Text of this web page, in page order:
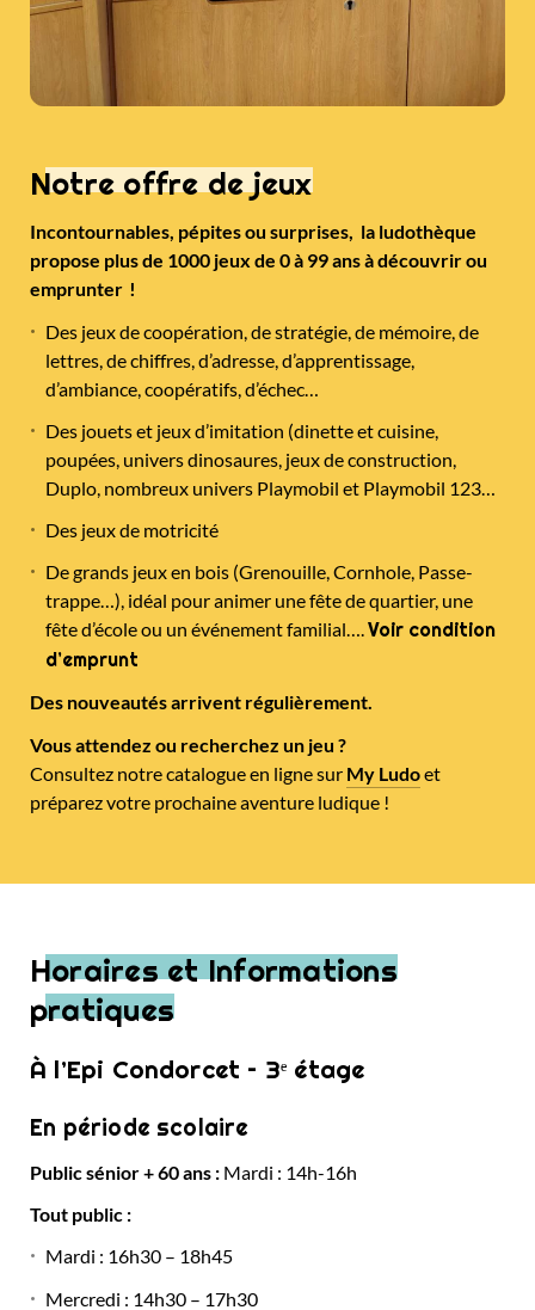
Notre offre de jeux
Incontournables, pépites ou surprises, la ludothèque
propose plus de 1000 jeux de 0 à 99 ans à découvrir ou
emprunter !
Des jeux de coopération, de stratégie, de mémoire, de
lettres, de chiffres, d’adresse, d’apprentissage,
d’ambiance, coopératifs, d’échec…
Des jouets et jeux d’imitation (dinette et cuisine,
poupées, univers dinosaures, jeux de construction,
Duplo, nombreux univers Playmobil et Playmobil 123…
Des jeux de motricité
De grands jeux en bois (Grenouille, Cornhole, Passe-
trappe…), idéal pour animer une fête de quartier, une
fête d’école ou un événement familial….Voir condition
d’emprunt
Des nouveautés arrivent régulièrement.
Vous attendez ou recherchez un jeu ?
Consultez notre catalogue en ligne sur My Ludoet
préparez votre prochaine aventure ludique !
Horaires et Informations
pratiques
À l’Epi Condorcet – 3ᵉ étage
En période scolaire
Public sénior + 60 ans : Mardi : 14h-16h
Tout public :
Mardi : 16h30 – 18h45
Mercredi : 14h30 – 17h30